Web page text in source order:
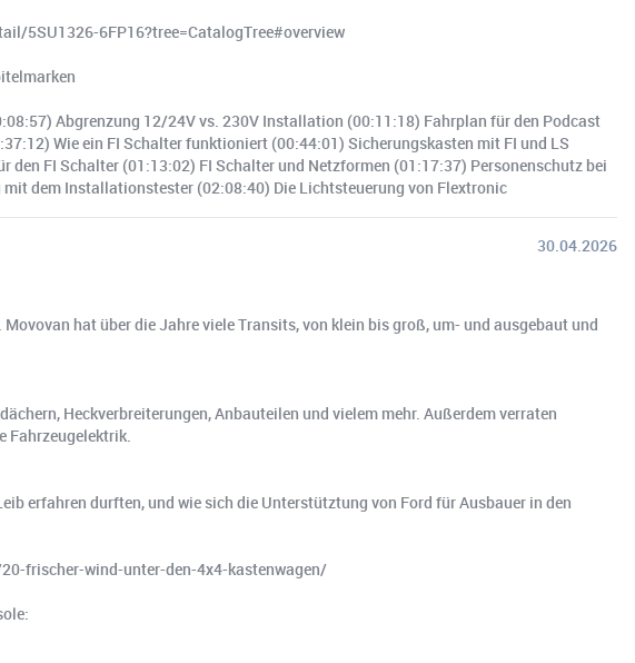
5SU1326-6FP16?tree=CatalogTree#overview
Abgrenzung 12/24V vs. 230V Installation (00:11:18) Fahrplan für den Podcast
Wie ein FI Schalter funktioniert (00:44:01) Sicherungskasten mit FI und LS
FI Schalter (01:13:02) FI Schalter und Netzformen (01:17:37) Personenschutz bei
dem Installationstester (02:08:40) Die Lichtsteuerung von Flextronic
30.04.2026
hat über die Jahre viele Transits, von klein bis groß, um- und ausgebaut und
Heckverbreiterungen, Anbauteilen und vielem mehr. Außerdem verraten
Fahrzeugelektrik.
erfahren durften, und wie sich die Unterstütztung von Ford für Ausbauer in den
frischer-wind-unter-den-4x4-kastenwagen/